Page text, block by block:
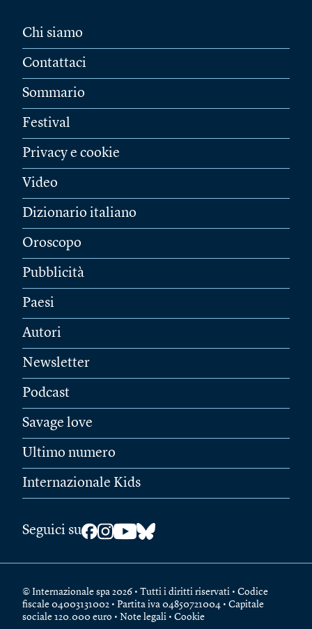
Chi siamo
Contattaci
Sommario
Festival
Privacy e cookie
Video
Dizionario italiano
Oroscopo
Pubblicità
Paesi
Autori
Newsletter
Podcast
Savage love
Ultimo numero
Internazionale Kids
Seguici su
© Internazionale spa 2026 • Tutti i diritti riservati • Codice
fiscale 04003131002 • Partita iva 04850721004 • Capitale
sociale 120.000 euro • Note legali • Cookie